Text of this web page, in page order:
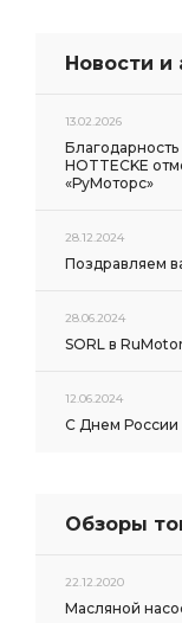
Новости и
13.02.2026
HOTTECKE
«РуМоторс»
28.12.2024
Поздравляем
28.06.2024
SORL в
12.06.2024
С Днем России
Обзоры
22.12.2020
Масляной